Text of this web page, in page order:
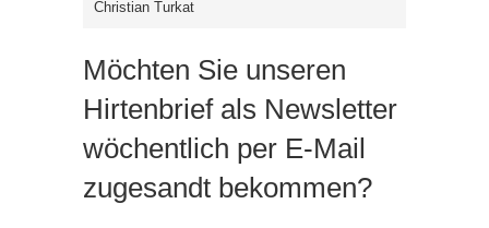
Christian Turkat
Möchten Sie unseren
Hirtenbrief als Newsletter
wöchentlich per E-Mail
zugesandt bekommen?